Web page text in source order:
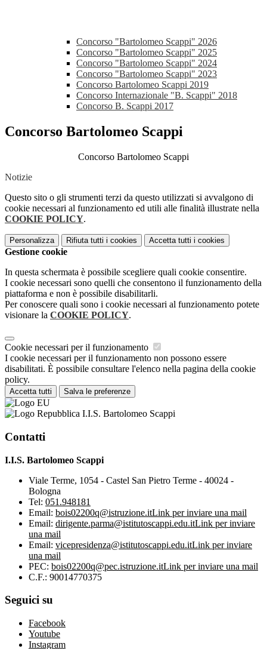
Concorso "Bartolomeo Scappi" 2026
Concorso "Bartolomeo Scappi" 2025
Concorso "Bartolomeo Scappi" 2024
Concorso "Bartolomeo Scappi" 2023
Concorso Bartolomeo Scappi 2019
Concorso Internazionale "B. Scappi" 2018
Concorso B. Scappi 2017
Concorso Bartolomeo Scappi
Concorso Bartolomeo Scappi
Notizie
Questo sito o gli strumenti terzi da questo utilizzati si avvalgono di
cookie necessari al funzionamento ed utili alle finalità illustrate nella
COOKIE POLICY.
Personalizza Rifiuta tutti i cookies Accetta tutti i cookies
Gestione cookie
In questa schermata è possibile scegliere quali cookie consentire.
I cookie necessari sono quelli che consentono il funzionamento della
piattaforma e non è possibile disabilitarli.
Per conoscere quali sono i cookie necessari al funzionamento potete
visionare la COOKIE POLICY.
Cookie necessari per il funzionamento
I cookie necessari per il funzionamento non possono essere
disabilitati. È possibile consultare l'elenco nella pagina della cookie
policy.
Accetta tutti Salva le preferenze
I.I.S. Bartolomeo Scappi
Contatti
I.I.S. Bartolomeo Scappi
Viale Terme, 1054 - Castel San Pietro Terme - 40024 -
Bologna
Tel: 051.948181
Email: bois02200q@istruzione.itLink per inviare una mail
Email: dirigente.parma@istitutoscappi.edu.itLink per inviare
una mail
Email: vicepresidenza@istitutoscappi.edu.itLink per inviare
una mail
PEC: bois02200q@pec.istruzione.itLink per inviare una mail
C.F.: 90014770375
Seguici su
Facebook
Youtube
Instagram